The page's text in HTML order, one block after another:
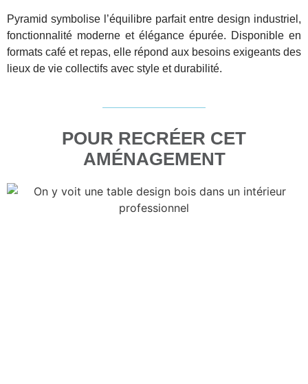
Pyramid symbolise l’équilibre parfait entre design industriel,
fonctionnalité moderne et élégance épurée. Disponible en
formats café et repas, elle répond aux besoins exigeants des
lieux de vie collectifs avec style et durabilité.
POUR RECRÉER CET
AMÉNAGEMENT